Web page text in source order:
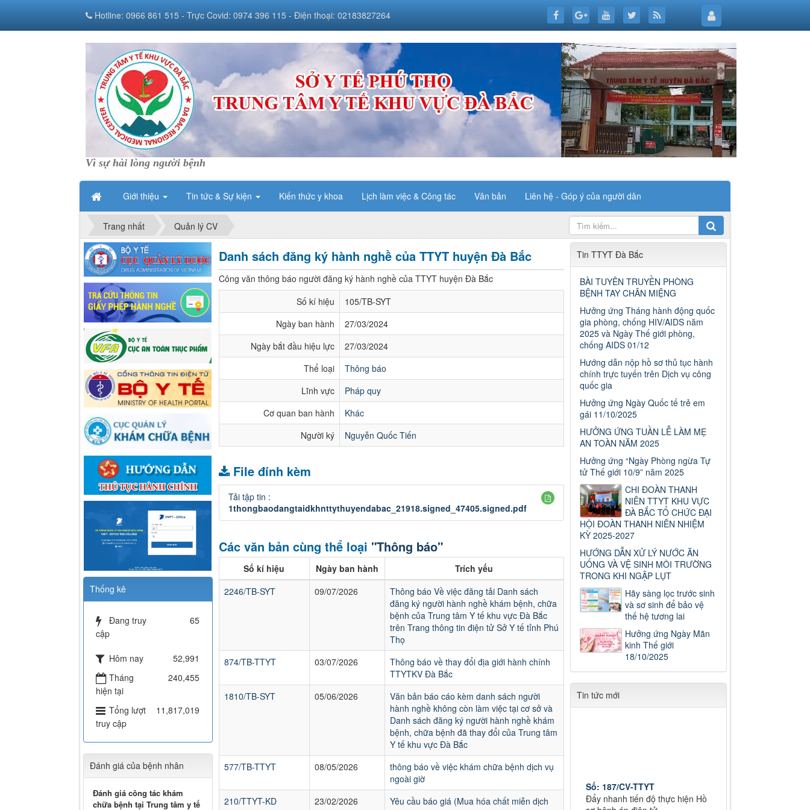
Vì sự hài lòng người bệnh
Giới thiệu Tin tức & Sự kiện Kiến thức y khoa Lịch làm việc & Công tác Văn bản Liên hệ - Góp ý của người dân
Hotline: 0966 861 515 - Trực Covid: 0974 396 115 - Điện thoại: 02183827264
Trang nhất Quản lý CV
Danh sách đăng ký hành nghề của TTYT huyện Đà Bắc
Công văn thông báo người đăng ký hành nghề của TTYT huyện Đà Bắc
Số kí hiệu
105/TB-SYT
Ngày ban hành
27/03/2024
Ngày bắt đầu hiệu lực
27/03/2024
Thể loại
Thông báo
Lĩnh vực
Pháp quy
Cơ quan ban hành
Khác
Người ký
Nguyễn Quốc Tiến
File đính kèm
Tải tập tin :
1thongbaodangtaidkhnttythuyendabac_21918.signed_47405.signed.pdf
Các văn bản cùng thể loại "Thông báo"
Số kí hiệu Ngày ban hành
Trích yếu
2246/TB-SYT
09/07/2026
Thông báo Về việc đăng tải Danh sách
đăng ký người hành nghề khám bệnh, chữa
bệnh của Trung tâm Y tế khu vực Đà Bắc
trên Trang thông tin điện tử Sở Y tế tỉnh Phú
Thọ
874/TB-TTYT
03/07/2026
Thông báo về thay đổi địa giới hành chính
TTYTKV Đà Bắc
1810/TB-SYT
05/06/2026
Văn bản báo cáo kèm danh sách người
hành nghề không còn làm việc tại cơ sở và
Danh sách đăng ký người hành nghề khám
bệnh, chữa bệnh đã thay đổi của Trung tâm
Y tế khu vực Đà Bắc
577/TB-TTYT
08/05/2026
thông báo về việc khám chữa bệnh dịch vụ
ngoài giờ
210/TTYT-KD
23/02/2026
Yêu cầu báo giá (Mua hóa chất miễn dịch
Tin TTYT Đà Bắc
BÀI TUYÊN TRUYỀN PHÒNG
BỆNH TAY CHÂN MIỆNG
Hưởng ứng Tháng hành động quốc
gia phòng, chống HIV/AIDS năm
2025 và Ngày Thế giới phòng,
chống AIDS 01/12
Hướng dẫn nộp hồ sơ thủ tục hành
chính trực tuyến trên Dịch vụ công
quốc gia
Hưởng ứng Ngày Quốc tế trẻ em
gái 11/10/2025
HƯỞNG ỨNG TUẦN LỄ LÀM MẸ
AN TOÀN NĂM 2025
Hưởng ứng “Ngày Phòng ngừa Tự
tử Thế giới 10/9” năm 2025
CHI ĐOÀN THANH
NIÊN TTYT KHU VỰC
ĐÀ BẮC TỔ CHỨC ĐẠI
HỘI ĐOÀN THANH NIÊN NHIỆM
KỲ 2025-2027
HƯỚNG DẪN XỬ LÝ NƯỚC ĂN
UỐNG VÀ VỆ SINH MÔI TRƯỜNG
TRONG KHI NGẬP LỤT
Hãy sàng lọc trước sinh
và sơ sinh để bảo vệ
thế hệ tương lai
Hưởng ứng Ngày Mãn
kinh Thế giới
18/10/2025
Tin tức mới
Số: 187/CV-TTYT
Đẩy nhanh tiến độ thực hiện Hồ
sơ bệnh án điện tử
Thống kê
Đang truy
cập
65
Hôm nay
52,991
Tháng
hiện tại
240,455
Tổng lượt
truy cập
11,817,019
Đánh giá của bệnh nhân
Đánh giá công tác khám
chữa bệnh tại Trung tâm y tế